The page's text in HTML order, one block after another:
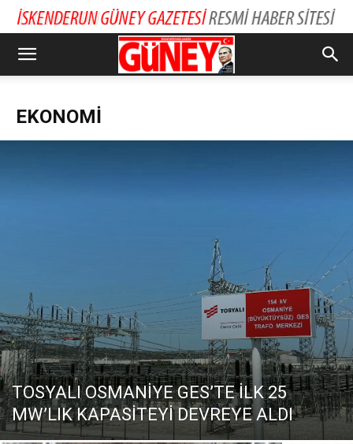
EKONOMI
TOSYALI OSMANİYE GES’TE İLK 25
MW’LIK KAPASİTEYİ DEVREYE ALDI